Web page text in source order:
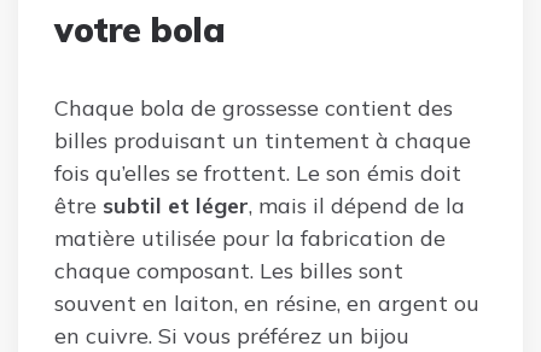
votre bola
Chaque bola de grossesse contient des
billes produisant un tintement à chaque
fois qu’elles se frottent. Le son émis doit
être subtil et léger, mais il dépend de la
matière utilisée pour la fabrication de
chaque composant. Les billes sont
souvent en laiton, en résine, en argent ou
en cuivre. Si vous préférez un bijou